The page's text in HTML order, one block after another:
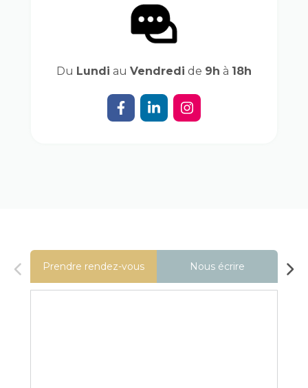
Du Lundi au Vendredi de 9h à 18h
Prendre rendez-vous Nous écrire